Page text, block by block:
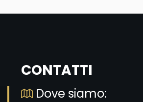
CONTATTI
Dove siamo: